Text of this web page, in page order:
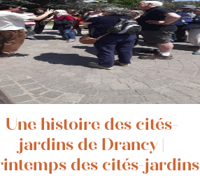
Une histoire des cités-
jardins de Drancy |
des cités-jardins